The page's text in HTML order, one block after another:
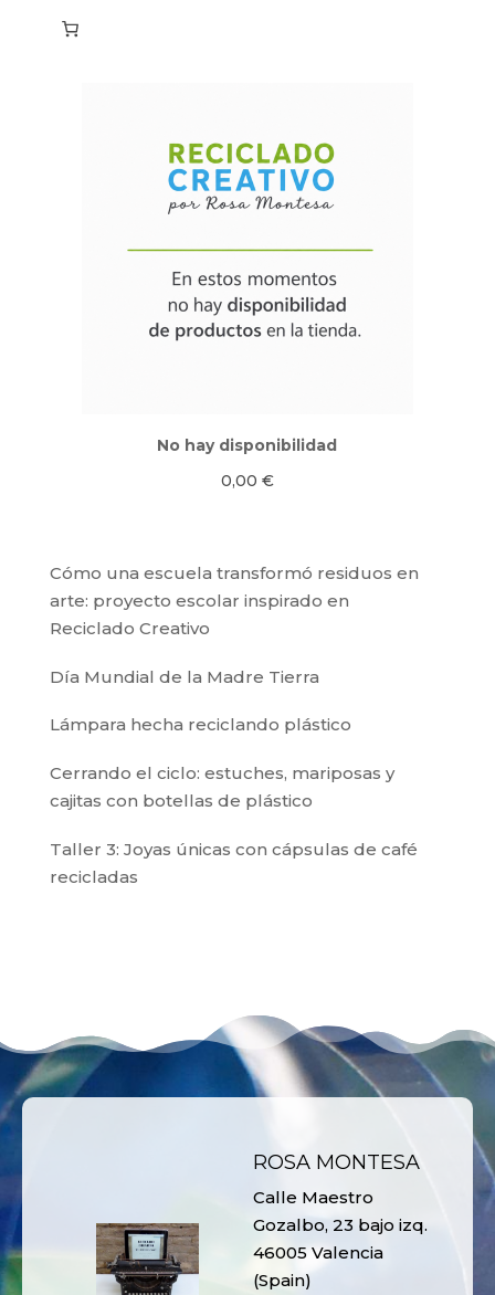
No hay disponibilidad
0,00 €
Cómo una escuela transformó residuos en
arte: proyecto escolar inspirado en
Reciclado Creativo
Día Mundial de la Madre Tierra
Lámpara hecha reciclando plástico
Cerrando el ciclo: estuches, mariposas y
cajitas con botellas de plástico
Taller 3: Joyas únicas con cápsulas de café
recicladas
ROSA MONTESA
Calle Maestro
Gozalbo, 23 bajo izq.
46005 Valencia
(Spain)